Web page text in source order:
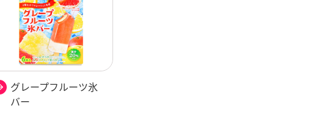
グレープフルーツ氷
バー